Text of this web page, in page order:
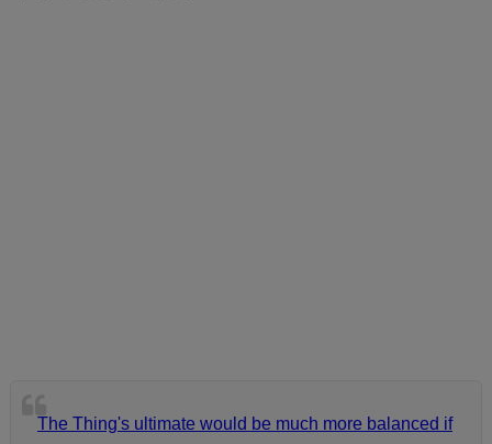
The Thing's ultimate would be much more balanced if